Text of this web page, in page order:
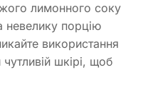
лимонного соку
невелику порцію
використання
шкірі, щоб